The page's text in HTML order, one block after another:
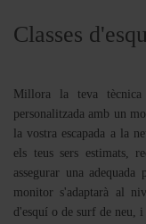
Classes
Millora la teva
personalitzada amb un
la vostra escapada a la
els teus sers estimats,
assegurar una
monitor s'adaptarà al
d'esquí o de surf de neu,